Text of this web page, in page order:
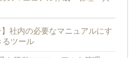
】社内の必要なマニュアルにす
るツール